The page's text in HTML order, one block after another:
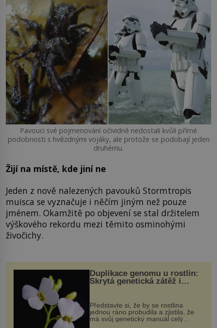
Pavouci své pojmenování očividně nedostali kvůli přímé
podobnosti s hvězdnými vojáky, ale protože se podobají jeden
druhému.
Žijí na místě, kde jiní ne
Jeden z nově nalezených pavouků Stormtropis
muisca se vyznačuje i něčím jiným než pouze
jménem. Okamžitě po objevení se stal držitelem
výškového rekordu mezi těmito osminohými
živočichy.
Duplikace genomu u rostlin:
Skrytá genetická zátěž i
Představte si, že by se rostlina
jednou ráno probudila a zjistila, že
má svůj genetický manuál celý